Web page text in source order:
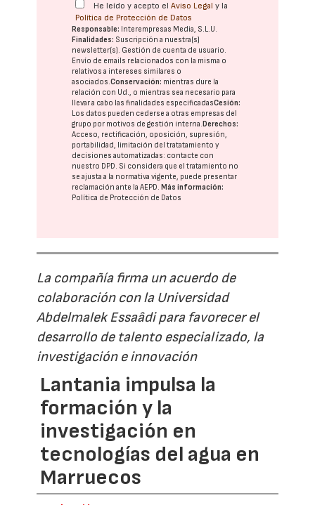
He leído y acepto elAviso Legal y la
Política de Protección de Datos
Responsable: Interempresas Media, S.L.U.
Finalidades: Suscripción a nuestra(s)
newsletter(s). Gestión de cuenta de usuario.
Envío de emails relacionados con la misma o
relativos a intereses similares o
asociados.Conservación: mientras dure la
relación con Ud., o mientras sea necesario para
llevar a cabo las finalidades especificadasCesión:
Los datos pueden cederse a otras empresas del
grupo por motivos de gestión interna. Derechos:
Acceso, rectificación, oposición, supresión,
portabilidad, limitación del tratatamiento y
decisiones automatizadas: contacte con
nuestro DPD. Si considera que el tratamiento no
se ajusta a la normativa vigente, puede presentar
reclamación ante laAEPD. Más información:
Política de Protección de Datos
La compañía firma un acuerdo de
colaboración con la Universidad
Abdelmalek Essaâdi para favorecer el
desarrollo de talento especializado, la
investigación e innovación
Lantania impulsa la
formación y la
investigación en
tecnologías del agua en
Marruecos